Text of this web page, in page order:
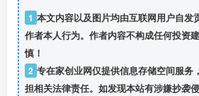
1 本文内容以及图片均由互联网用户自发
作者本人行为。作者内容不构成任何投资
慎！
2 专在家创业网仅提供信息存储空间服务
担相关法律责任。如发现本站有涉嫌抄袭